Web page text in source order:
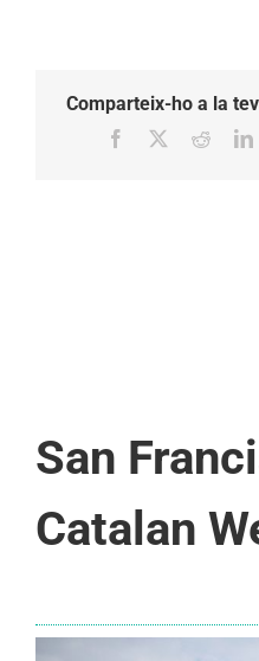
Comparteix-ho a la
Facebook Reddit
San
Catalan